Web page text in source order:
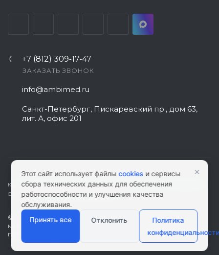
+7 (812) 309-17-47
ЗАКАЗАТЬ ЗВОНОК
info@ambimed.ru
Санкт-Петербург, Пискаревский пр., дом 63,
лит. А, офис 201
КАРТА САЙТА|ПОЛИТИКА КОНФИДЕНЦИАЛЬНОСТИ|СОГЛАСИЕ НА
ОБРАБОТКУ ПЕРСОНАЛЬНЫХ ДАННЫХ
© 2026 ambimed.ru - Медицинское оборудование и
медтехника. Информация на этом ресурсе не является
публичной офертой.
Этот сайт использует файлыcookies и сервисы
сбора технических данных для обеспечения
работоспособности и улучшения качества
обслуживания.
Принять все
Отклонить
Политика
конфиденциальности
×